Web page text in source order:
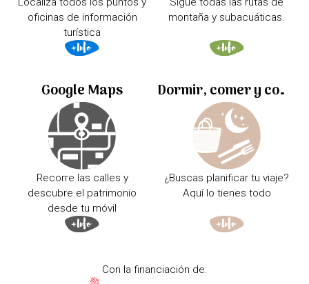
oficinas de información
turística
montaña y subacuáticas.
Google Maps
Recorre las calles y
descubre el patrimonio
desde tu móvil
Dormir, comer y comprar
¿Buscas planificar tu viaje?
Aquí lo tienes todo
Con la financiación de: